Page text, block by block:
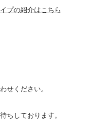
プの紹介はこちら
せください。
ちしております。